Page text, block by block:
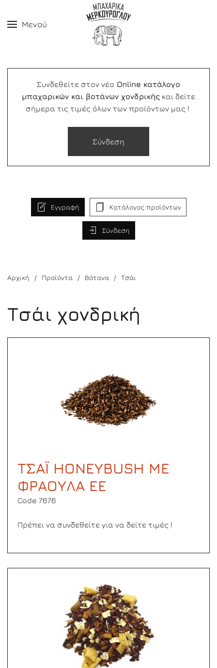
Μενού
Συνδεθείτε στον νέο Online κατάλογο
μπαχαρικών και βοτάνων χονδρικής και δείτε
σήμερα τις τιμές όλων των προϊόντων μας !
Σύνδεση
Εγγραφή Κατάλογος προϊόντων
Σύνδεση
Αρχική Προϊόντα Βότανα Τσάι
Τσάι χονδρική
ΤΣΑΪ HONEYBUSH ΜΕ
ΦΡΑΟΥΛΑ ΕΕ
Code 7676
Πρέπει να συνδεθείτε για να δείτε τιμές !